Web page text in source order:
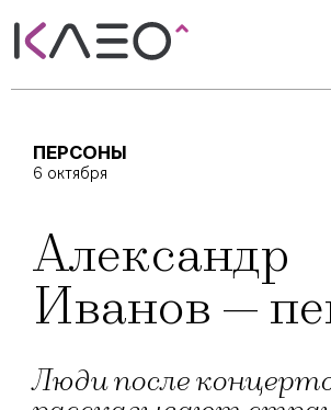
ПЕРСОНЫ
6 октября
Александр
Иванов —
Люди после